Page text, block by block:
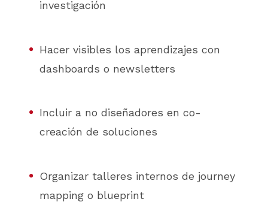
investigación
Hacer visibles los aprendizajes con
dashboards o newsletters
Incluir a no diseñadores en co-
creación de soluciones
Organizar talleres internos de journey
mapping o blueprint